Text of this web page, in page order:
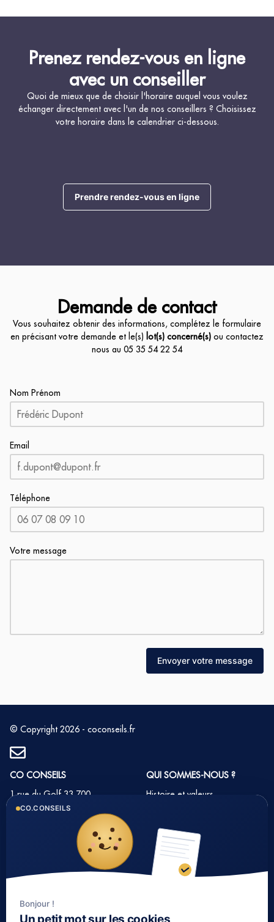
Prenez rendez-vous en ligne
avec un conseiller
Quoi de mieux que de choisir l'horaire auquel vous voulez
échanger directement avec l'un de nos conseillers ? Choisissez
votre horaire dans le calendrier ci-dessous.
Prendre rendez-vous en ligne
Demande de contact
Vous souhaitez obtenir des informations, complétez le formulaire
en précisant votre demande et le(s) lot(s) concerné(s) ou contactez
nous au 05 35 54 22 54
Nom Prénom
Email
Téléphone
Votre message
Envoyer votre message
© Copyright 2026 - coconseils.fr
CO CONSEILS
1 rue du Golf 33 700
MERIGNAC
Tél : 05 35 54 22 54
QUI SOMMES-NOUS ?
Histoire et valeurs
Nos partenaires
Notre méthode
Nos tarifs immobilier
LIENS UTILES
CO.CONSEILS
Bonjour !